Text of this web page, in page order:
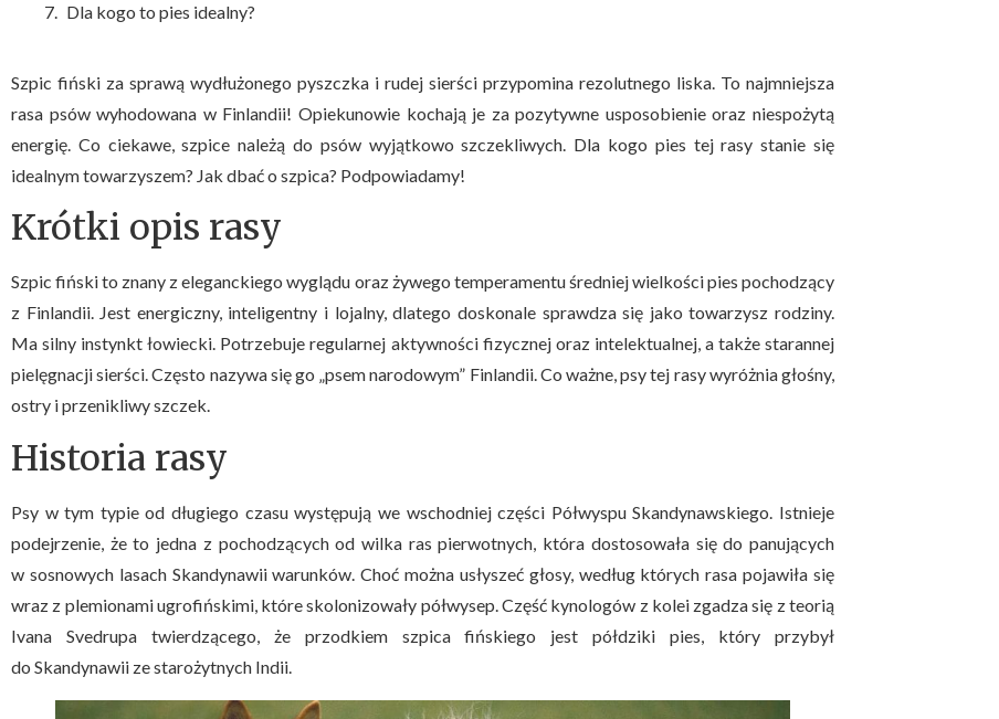
Dla kogo to pies idealny?
Szpic fiński za sprawą wydłużonego pyszczka i rudej sierści przypomina rezolutnego liska. To najmniejsza
rasa psów wyhodowana w Finlandii! Opiekunowie kochają je za pozytywne usposobienie oraz niespożytą
energię. Co ciekawe, szpice należą do psów wyjątkowo szczekliwych. Dla kogo pies tej rasy stanie się
idealnym towarzyszem? Jak dbać o szpica? Podpowiadamy!
Krótki opis rasy
Szpic fiński to znany z eleganckiego wyglądu oraz żywego temperamentu średniej wielkości pies pochodzący
z Finlandii. Jest energiczny, inteligentny i lojalny, dlatego doskonale sprawdza się jako towarzysz rodziny.
Ma silny instynkt łowiecki. Potrzebuje regularnej aktywności fizycznej oraz intelektualnej, a także starannej
pielęgnacji sierści. Często nazywa się go „psem narodowym” Finlandii. Co ważne, psy tej rasy wyróżnia głośny,
ostry i przenikliwy szczek.
Historia rasy
Psy w tym typie od długiego czasu występują we wschodniej części Półwyspu Skandynawskiego. Istnieje
podejrzenie, że to jedna z pochodzących od wilka ras pierwotnych, która dostosowała się do panujących
w sosnowych lasach Skandynawii warunków. Choć można usłyszeć głosy, według których rasa pojawiła się
wraz z plemionami ugrofińskimi, które skolonizowały półwysep. Część kynologów z kolei zgadza się z teorią
Ivana Svedrupa twierdzącego, że przodkiem szpica fińskiego jest półdziki pies, który przybył
do Skandynawii ze starożytnych Indii.